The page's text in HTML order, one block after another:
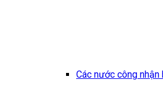
Các nước công